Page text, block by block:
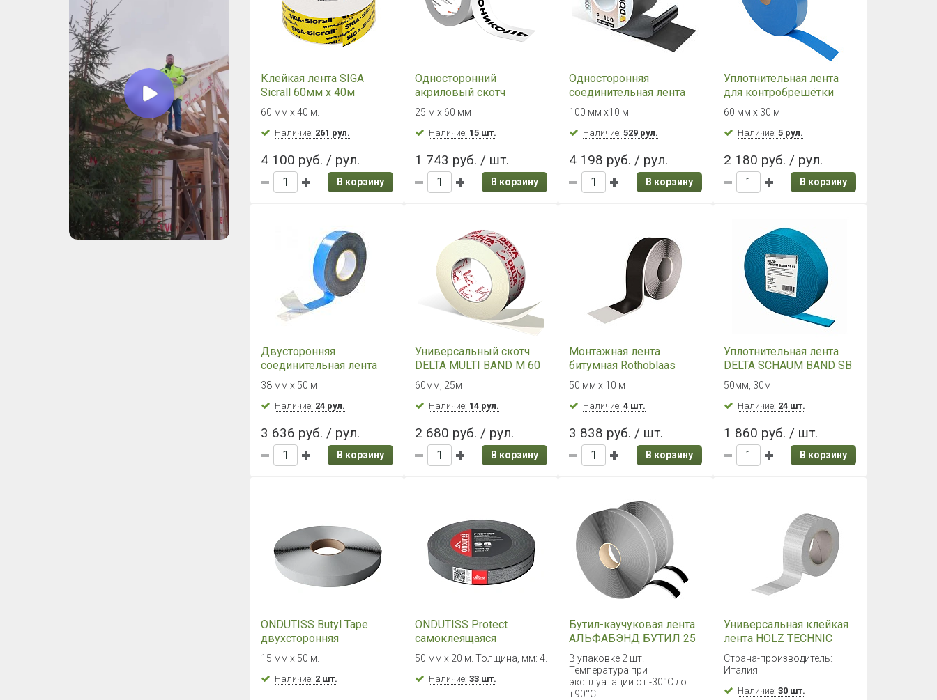
Клейкая лента SIGA
Sicrall 60мм x 40м
60 мм х 40 м.
Наличие: 261 рул.
4 100 руб. / рул.
В корзину
Односторонний
акриловый скотч
ТЕХНОНИКОЛЬ
АЛЬФАБЭНД 60
25 м х 60 мм
Наличие: 15 шт.
1 743 руб. / шт.
В корзину
Односторонняя
соединительная лента
DELTA FLEXX BAND F 100
(100 мм)
100 мм х10 м
Наличие:529 рул.
4 198 руб. / рул.
В корзину
Уплотнительная лента
для контробрешётки
DELTA SCHAUM BAND SB
60 (60мм)
60 мм х 30 м
Наличие: 5 рул.
2 180 руб. / рул.
В корзину
Двусторонняя
соединительная лента
DELTA DUO TAPE 38мм
38 мм х 50 м
Наличие: 24 рул.
3 636 руб. / рул.
В корзину
Универсальный скотч
DELTA MULTI BAND M 60
(60мм)
60мм, 25м
Наличие: 14 рул.
2 680 руб. / рул.
В корзину
Монтажная лента
битумная Rothoblaas
BLACK
50 мм x 10 м
Наличие:4 шт.
3 838 руб. / шт.
В корзину
Уплотнительная лента
DELTA SCHAUM BAND SB
50 (30м)
50мм, 30м
Наличие: 24 шт.
1 860 руб. / шт.
В корзину
ONDUTISS Butyl Tape
двухсторонняя
бутилкаучуковая
соединительная лента,15
мм х 50 м
15 мм х 50 м.
Наличие: 2 шт.
ONDUTISS Protect
самоклеящаяся
уплотнительная лента из
пенополиэтилена с
защитным покрытием,
50 мм х 20 м. Толщина, мм: 4.
Наличие:33 шт.
Бутил-каучуковая лента
АЛЬФАБЭНД БУТИЛ 25
м *15 мм (2 шт.)
В упаковке 2 шт.
Температура при
эксплуатации от -30°С до
+90°С
Универсальная клейкая
лента HOLZ TECHNIC
CLARA 15м х 60мм
Страна-производитель:
Италия
Наличие: 30 шт.